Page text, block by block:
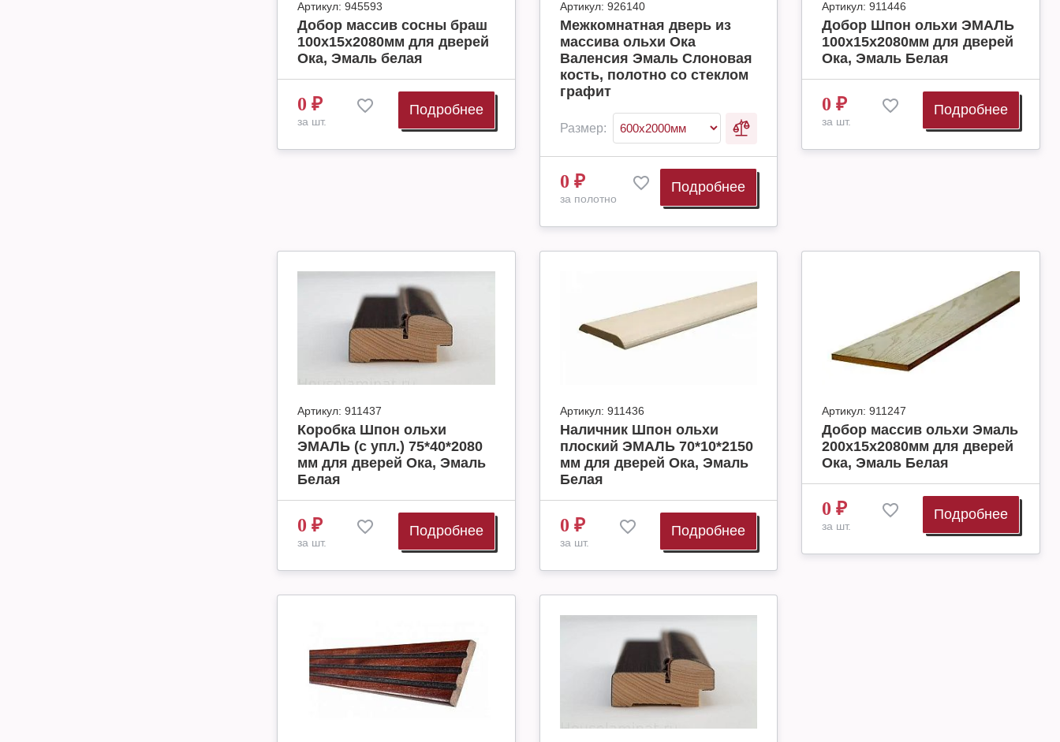
Артикул: 945593
Добор массив сосны браш
100х15х2080мм для дверей
Ока, Эмаль белая
0 ₽
за шт.
Подробнее
Артикул: 926140
Межкомнатная дверь из
массива ольхи Ока
Валенсия Эмаль Слоновая
кость, полотно со стеклом
графит
Размер:
0 ₽
за полотно
Подробнее
Артикул: 911446
Добор Шпон ольхи ЭМАЛЬ
100х15х2080мм для дверей
Ока, Эмаль Белая
0 ₽
за шт.
Подробнее
Артикул: 911437
Коробка Шпон ольхи
ЭМАЛЬ (с упл.) 75*40*2080
мм для дверей Ока, Эмаль
Белая
0 ₽
за шт.
Подробнее
Артикул: 911436
Наличник Шпон ольхи
плоский ЭМАЛЬ 70*10*2150
мм для дверей Ока, Эмаль
Белая
0 ₽
за шт.
Подробнее
Артикул: 911247
Добор массив ольхи Эмаль
200х15х2080мм для дверей
Ока, Эмаль Белая
0 ₽
за шт.
Подробнее